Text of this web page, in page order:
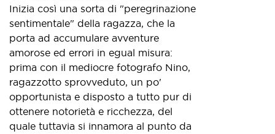
Inizia così una sorta di "peregrinazione
sentimentale" della ragazza, che la
porta ad accumulare avventure
amorose ed errori in egual misura:
prima con il mediocre fotografo Nino,
ragazzotto sprovveduto, un po'
opportunista e disposto a tutto pur di
ottenere notorietà e ricchezza, del
quale tuttavia si innamora al punto da